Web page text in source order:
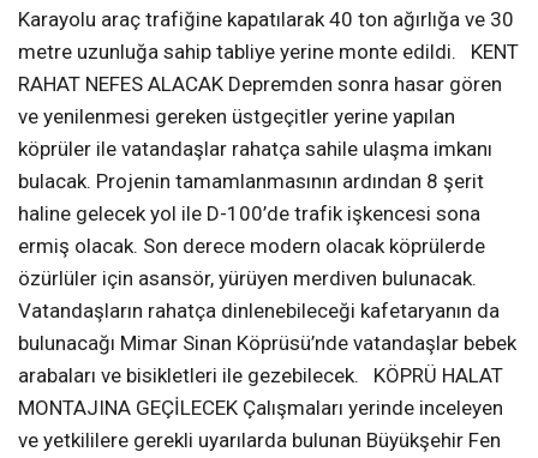
Karayolu araç trafiğine kapatılarak 40 ton ağırlığa ve 30
metre uzunluğa sahip tabliye yerine monte edildi. KENT
RAHAT NEFES ALACAK Depremden sonra hasar gören
ve yenilenmesi gereken üstgeçitler yerine yapılan
köprüler ile vatandaşlar rahatça sahile ulaşma imkanı
bulacak. Projenin tamamlanmasının ardından 8 şerit
haline gelecek yol ile D-100’de trafik işkencesi sona
ermiş olacak. Son derece modern olacak köprülerde
özürlüler için asansör, yürüyen merdiven bulunacak.
Vatandaşların rahatça dinlenebileceği kafetaryanın da
bulunacağı Mimar Sinan Köprüsü’nde vatandaşlar bebek
arabaları ve bisikletleri ile gezebilecek. KÖPRÜ HALAT
MONTAJINA GEÇİLECEK Çalışmaları yerinde inceleyen
ve yetkililere gerekli uyarılarda bulunan Büyükşehir Fen